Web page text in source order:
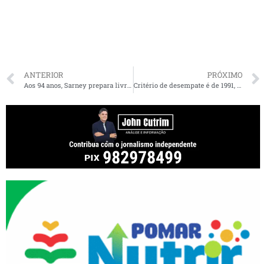
ANTERIOR PRÓXIMO